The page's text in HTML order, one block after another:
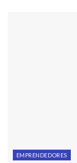
EMPRENDEDORES